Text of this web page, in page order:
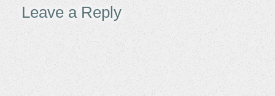
Leave a Reply